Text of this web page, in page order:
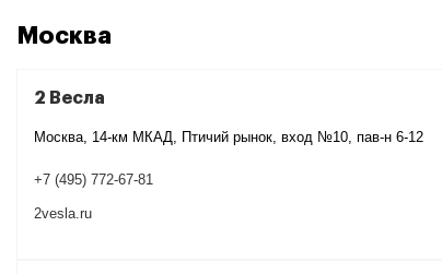
Москва
2 Весла
Москва, 14-км МКАД, Птичий рынок, вход №10, пав-н 6-12
+7 (495) 772-67-81
2vesla.ru